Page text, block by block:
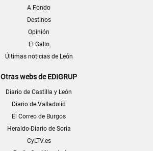
A Fondo
Destinos
Opinión
El Gallo
Últimas noticias de León
Otras webs de EDIGRUP
Diario de Castilla y León
Diario de Valladolid
El Correo de Burgos
Heraldo-Diario de Soria
CyLTV.es